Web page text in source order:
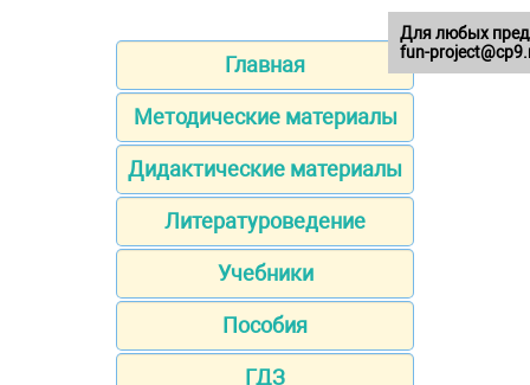
Главная
Методические материалы
Дидактические материалы
Литературоведение
Учебники
Пособия
ГДЗ
Для любых
fun-